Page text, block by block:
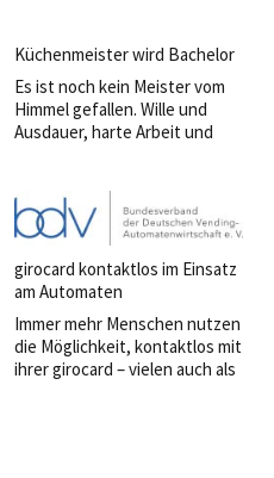
Küchenmeister wird Bachelor
Es ist noch kein Meister vom
Himmel gefallen. Wille und
Ausdauer, harte Arbeit und
Weg zum diplomierten
Küchenmeister.
girocard kontaktlos im Einsatz
am Automaten
Immer mehr Menschen nutzen
die Möglichkeit, kontaktlos mit
ihrer girocard – vielen auch als